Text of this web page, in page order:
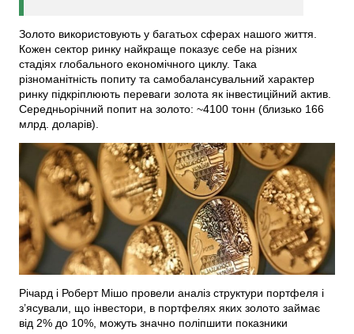
Золото використовують у багатьох сферах нашого життя.
Кожен сектор ринку найкраще показує себе на різних
стадіях глобального економічного циклу. Така
різноманітність попиту та самобалансувальний характер
ринку підкріплюють переваги золота як інвестиційний актив.
Середньорічний попит на золото: ~4100 тонн (близько 166
млрд. доларів).
Річард і Роберт Мішо провели аналіз структури портфеля і
з’ясували, що інвестори, в портфелях яких золото займає
від 2% до 10%, можуть значно поліпшити показники